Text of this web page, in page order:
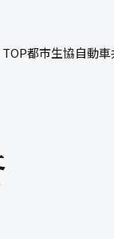
TOP都市生協自動